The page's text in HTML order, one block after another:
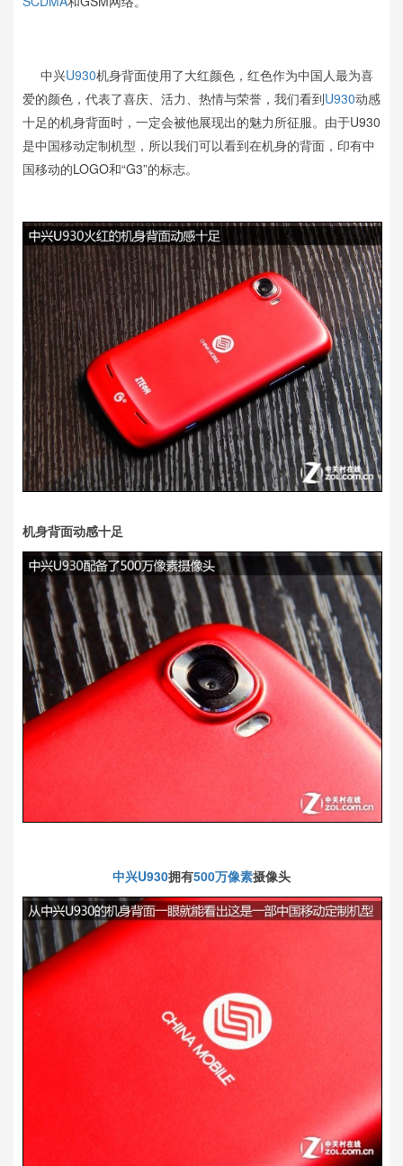
中兴U930机身背面使用了大红颜色，红色作为中国人最为喜
爱的颜色，代表了喜庆、活力、热情与荣誉，我们看到U930动感
十足的机身背面时，一定会被他展现出的魅力所征服。由于U930
是中国移动定制机型，所以我们可以看到在机身的背面，印有中
国移动的LOGO和“G3”的标志。
机身背面动感十足
中兴U930拥有500万像素摄像头